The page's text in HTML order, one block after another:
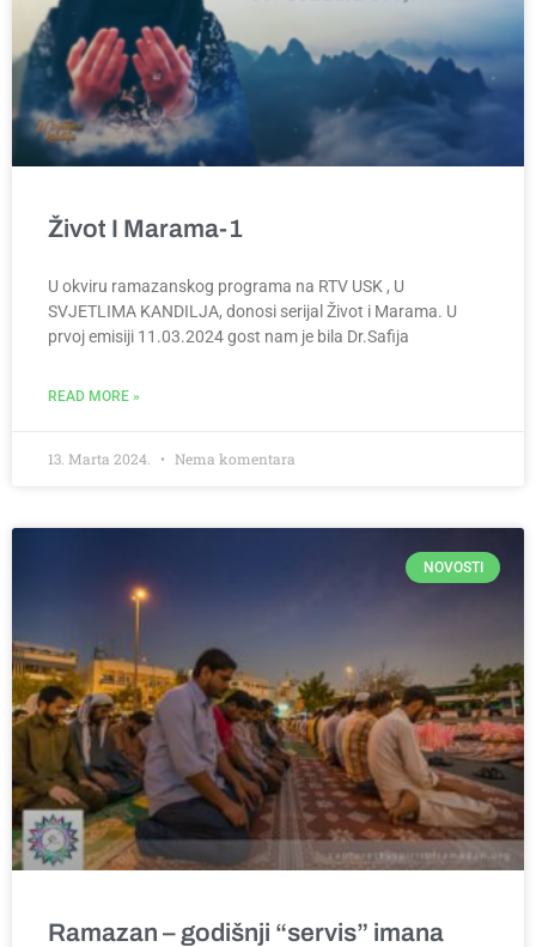
Život I Marama-1
U okviru ramazanskog programa na RTV USK , U
SVJETLIMA KANDILJA, donosi serijal Život i Marama. U
prvoj emisiji 11.03.2024 gost nam je bila Dr.Safija
READ MORE »
13. Marta 2024. Nema komentara
NOVOSTI
Ramazan – godišnji “servis” imana